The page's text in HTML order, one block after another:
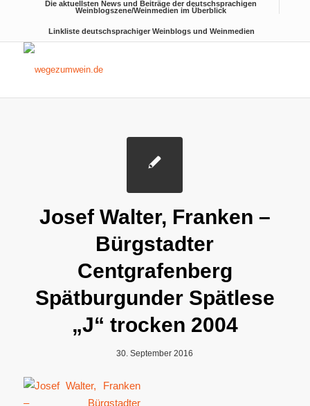
Die aktuellsten News und Beiträge der deutschsprachigen
Weinblogszene/Weinmedien im Überblick
Linkliste deutschsprachiger Weinblogs und Weinmedien
Josef Walter, Franken –
Bürgstadter
Centgrafenberg
Spätburgunder Spätlese
„J“ trocken 2004
30. September 2016